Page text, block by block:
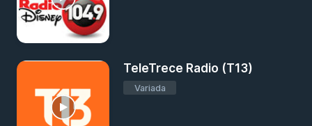
TeleTrece Radio (T13)
Variada